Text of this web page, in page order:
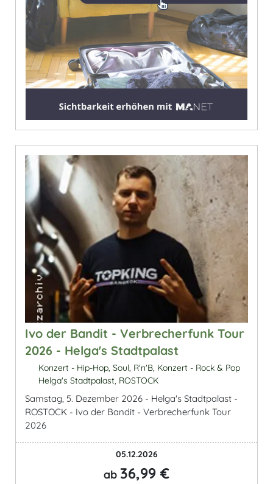
Ivo der Bandit - Verbrecherfunk Tour
2026 - Helga's Stadtpalast
Konzert - Hip-Hop, Soul, R'n'B, Konzert - Rock & Pop
Helga's Stadtpalast, ROSTOCK
Samstag, 5. Dezember 2026 - Helga's Stadtpalast -
ROSTOCK - Ivo der Bandit - Verbrecherfunk Tour
2026
05.12.2026
ab 36,99 €